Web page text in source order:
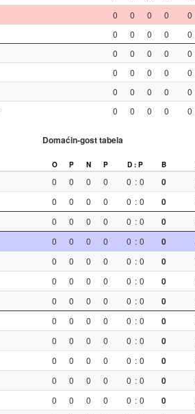
0 0 0 0 0
0 0 0 0 0
0 0 0 0 0
0 0 0 0 0
0 0 0 0 0
0 0 0 0 0
Domaćin-gost tabela
O P N P D : P B
0 0 0 0 0 : 0 0
0 0 0 0 0 : 0 0
0 0 0 0 0 : 0 0
0 0 0 0 0 : 0 0
0 0 0 0 0 : 0 0
0 0 0 0 0 : 0 0
0 0 0 0 0 : 0 0
0 0 0 0 0 : 0 0
0 0 0 0 0 : 0 0
0 0 0 0 0 : 0 0
0 0 0 0 0 : 0 0
0 0 0 0 0 : 0 0